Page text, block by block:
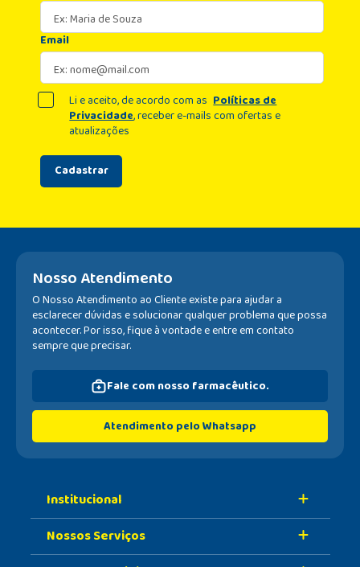
Email
Cadastrar
Li e aceito, de acordo com as Políticas de
Privacidade, receber e-mails com ofertas e
atualizações
Nosso Atendimento
O Nosso Atendimento ao Cliente existe para ajudar a
esclarecer dúvidas e solucionar qualquer problema que possa
acontecer. Por isso, fique à vontade e entre em contato
sempre que precisar.
Fale com nosso farmacêutico.
Atendimento pelo Whatsapp
Institucional
Sobre A Nossa Drogaria
Nossos Serviços